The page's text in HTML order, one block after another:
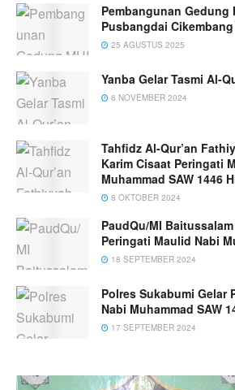
Pembangunan Gedung
Pusbangdai
25 AGUSTUS 2025
Yanba Gelar Tasmi Al-
6 NOVEMBER 2024
Tahfidz Al-Qur’an
Karim Cisaat Peringati
Muhammad SAW 1446
8 OKTOBER 2024
PaudQu/MI
Peringati Maulid Nabi
18 SEPTEMBER 2024
Polres Sukabumi Gelar
Nabi Muhammad SAW
17 SEPTEMBER 2024